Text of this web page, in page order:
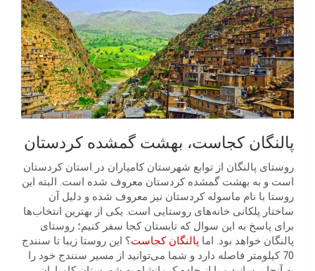
پالنگان کجاست، بهشت گمشده کردستان
روستای پالنگان از توابع شهرستان کامیاران در استان کردستان
است و به بهشت گمشده کردستان معروف شده است. البته این
روستا با نام ماسوله کردستان نیز معروف شده و دلیل آن
ساختار پلکانی خانه‌های روستایی است. یکی از بهترین انتخاب‌ها
برای پاسخ به این سوال که تابستان کجا سفر کنیم؛ روستای
پالنگان خواهد بود. اما پالنگان کجاست؟ این روستا زیبا تا سنندج
70 کیلومتر فاصله دارد و شما می‌توانید از مسیر سنندج خود را